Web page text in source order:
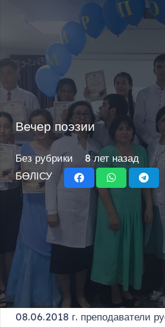
Вечер поэзии
Без рубрики
8 лет назад
БӨЛІСУ
08.06.2018 г. преподаватели